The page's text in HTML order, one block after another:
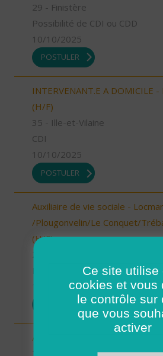
29 - Finistère
Possibilité de CDI ou CDD
10/10/2025
POSTULER
INTERVENANT.E A DOMICILE -
(H/F)
35 - Ille-et-Vilaine
CDI
10/10/2025
POSTULER
Auxiliaire de vie sociale -
/Plougonvelin/Le Conquet/
(H/F)
Possibilité de CDI ou CDD
10/10/2025
POSTULER
Auxiliaire de vie sociale -
Ce site utilise
cookies et vous
le contrôle sur
que vous
activer